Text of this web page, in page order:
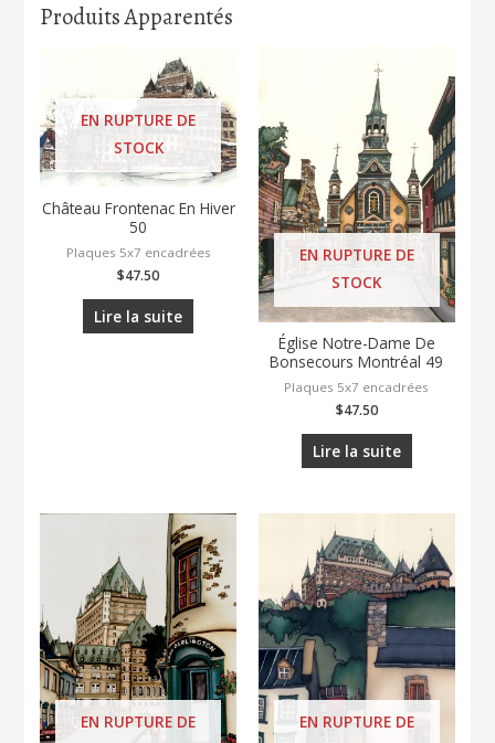
Produits Apparentés
EN RUPTURE DE
STOCK
Château Frontenac En Hiver
50
Plaques 5x7 encadrées
$47.50
Lire la suite
EN RUPTURE DE
STOCK
Église Notre-Dame De
Bonsecours Montréal 49
Plaques 5x7 encadrées
$47.50
Lire la suite
EN RUPTURE DE
EN RUPTURE DE